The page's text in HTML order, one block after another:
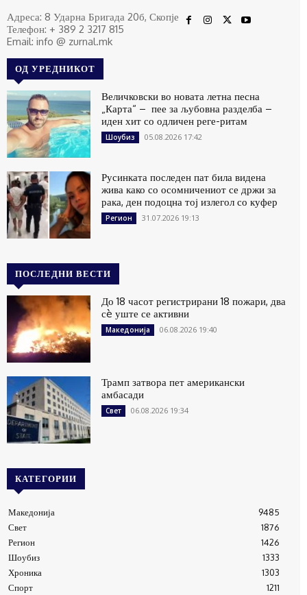
Адреса: 8 Ударна Бригада 20б, Скопје
Телефон: + 389 2 3217 815
Email: info @ zurnal.mk
ОД УРЕДНИКОТ
Величковски во новата летна песна
„Карта“ – пее за љубовна разделба –
иден хит со одличен реге-ритам
Шоубиз 05.08.2026 17:42
Русинката последен пат била видена
жива како со осомничениот се држи за
рака, ден подоцна тој излегол со куфер
Регион 31.07.2026 19:13
ПОСЛЕДНИ ВЕСТИ
До 18 часот регистрирани 18 пожари, два
сè уште се активни
Македонија 06.08.2026 19:40
Трамп затвора пет американски
амбасади
Свет 06.08.2026 19:34
КАТЕГОРИИ
Македонија
9485
Свет
1876
Регион
1426
Шоубиз
1333
Хроника
1303
Спорт
1211